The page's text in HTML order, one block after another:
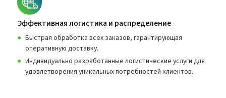
Эффективная логистика и распределение
Быстрая обработка всех заказов, гарантирующая
оперативную доставку.
Индивидуально разработанные логистические услуги для
удовлетворения уникальных потребностей клиентов.